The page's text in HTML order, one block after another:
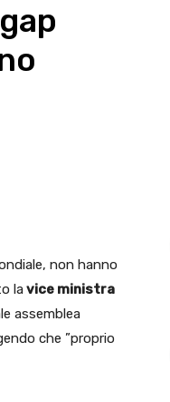
non hanno
lavice ministra
assemblea
che ”proprio